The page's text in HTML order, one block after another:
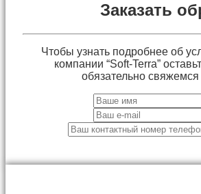
Заказать
Чтобы узнать подробнее об
компании “Soft-Terra”
обязательно